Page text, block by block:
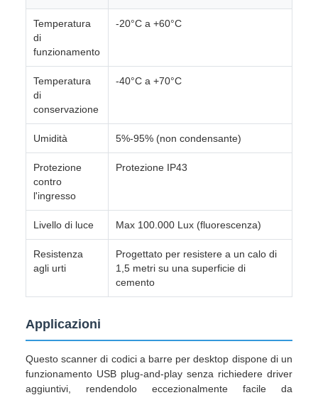
Temperatura
di
funzionamento
-20°C a +60°C
Temperatura
di
conservazione
-40°C a +70°C
Umidità 5%-95% (non condensante)
Protezione
contro
l'ingresso
Protezione IP43
Livello di luce Max 100.000 Lux (fluorescenza)
Resistenza
agli urti
Progettato per resistere a un calo di
1,5 metri su una superficie di
cemento
Applicazioni
Questo scanner di codici a barre per desktop dispone di un
funzionamento USB plug-and-play senza richiedere driver
aggiuntivi, rendendolo eccezionalmente facile da